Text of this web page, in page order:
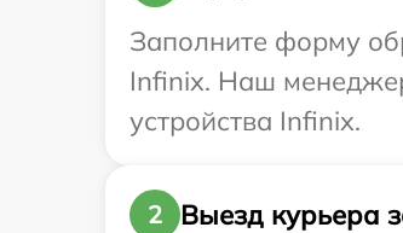
Заполните форму
Infinix. Наш
устройства Infinix.
2
Выезд курьера